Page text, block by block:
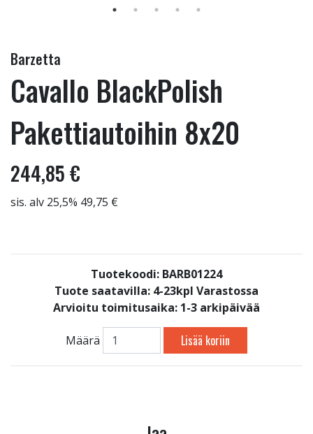
Barzetta
Cavallo BlackPolish
Pakettiautoihin 8x20
244,85 €
sis. alv 25,5% 49,75 €
Tuotekoodi: BARB01224
Tuote saatavilla: 4-23kpl Varastossa
Arvioitu toimitusaika: 1-3 arkipäivää
Määrä Lisää koriin